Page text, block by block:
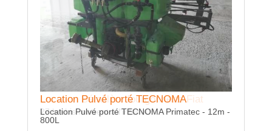
Location Bétaillère fourgonnette Fiat
27 brebis rentrent à l'intérieur
Location Pulvé porté TECNOMA
Location Pulvé porté TECNOMA Primatec - 12m -
800L